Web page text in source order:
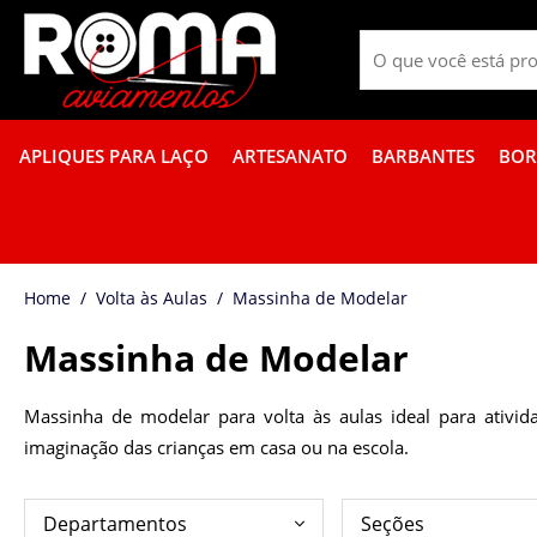
APLIQUES PARA LAÇO ARTESANATO BARBANTES
Volta às Aulas Massinha de Modelar
Massinha de Modelar
Massinha de modelar para volta às aulas ideal para
imaginação das crianças em casa ou na escola.